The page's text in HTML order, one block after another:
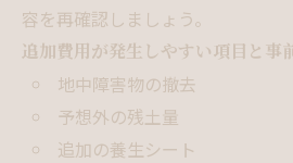
容を再確認しましょう。
追加費用が発生しやすい項目と事
地中障害物の撤去
予想外の残土量
追加の養生シート